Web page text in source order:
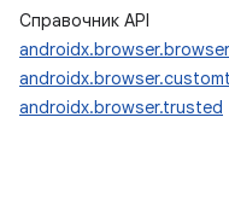
Справочник API
androidx.browser.trusted